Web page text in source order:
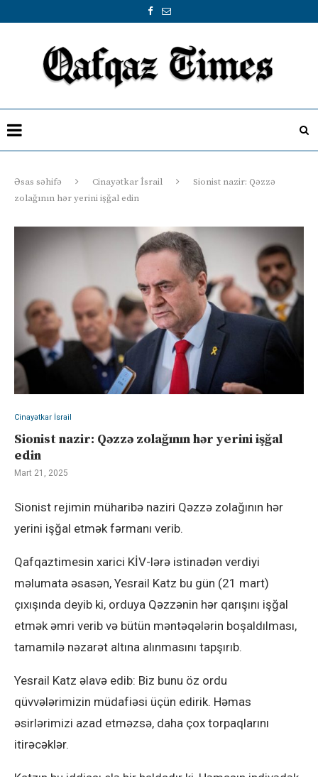
Əsas səhifə Cinayətkar İsrail
Sionist nazir: Qəzzə
zolağının hər yerini işğal edin
Cinayətkar İsrail
Sionist nazir: Qəzzə zolağının hər yerini işğal
edin
Mart 21, 2025
Sionist rejimin müharibə naziri Qəzzə zolağının hər
yerini işğal etmək fərmanı verib.
Qafqaztimesin xarici KİV-lərə istinadən verdiyi
məlumata əsasən, Yesrail Katz bu gün (21 mart)
çıxışında deyib ki, orduya Qəzzənin hər qarışını işğal
etmək əmri verib və bütün məntəqələrin boşaldılması,
tamamilə nəzarət altına alınmasını tapşırıb.
Yesrail Katz əlavə edib: Biz bunu öz ordu
qüvvələrimizin müdafiəsi üçün edirik. Həmas
əsirlərimizi azad etməzsə, daha çox torpaqlarını
itirəcəklər.